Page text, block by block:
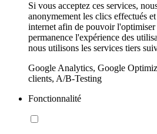
Si vous acceptez ces services,
anonymement les clics effectués
internet afin de pouvoir l'optimiser
permanence l'expérience des
nous utilisons les services tiers
Google Analytics, Google
clients, A/B-Testing
Fonctionnalité